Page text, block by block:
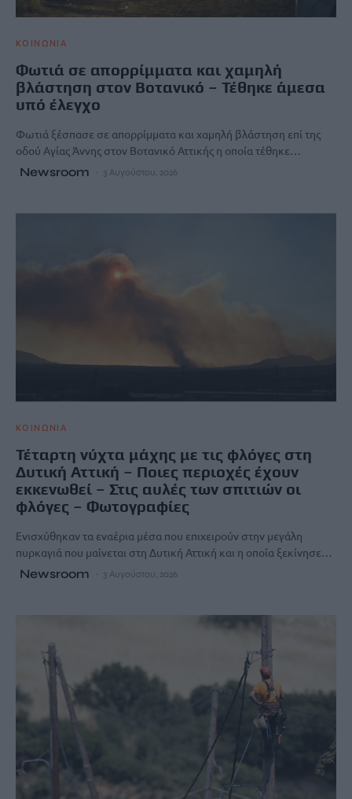
ΚΟΙΝΩΝΙΑ
Φωτιά σε απορρίμματα και χαμηλή
βλάστηση στον Βοτανικό – Τέθηκε άμεσα
υπό έλεγχο
Φωτιά ξέσπασε σε απορρίμματα και χαμηλή βλάστηση επί της
οδού Αγίας Άννης στον Βοτανικό Αττικής η οποία τέθηκε…
Newsroom 3 Αυγούστου, 2026
ΚΟΙΝΩΝΙΑ
Τέταρτη νύχτα μάχης με τις φλόγες στη
Δυτική Αττική – Ποιες περιοχές έχουν
εκκενωθεί – Στις αυλές των σπιτιών οι
φλόγες – Φωτογραφίες
Ενισχύθηκαν τα εναέρια μέσα που επιχειρούν στην μεγάλη
πυρκαγιά που μαίνεται στη Δυτική Αττική και η οποία ξεκίνησε…
Newsroom 3 Αυγούστου, 2026